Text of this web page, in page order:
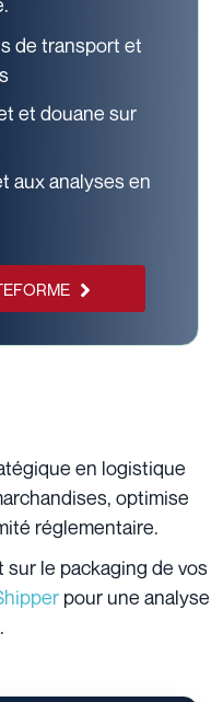
de transport et
et douane sur
aux analyses en
en logistique
optimise
réglementaire.
sur le packaging de vos
pour une analyse